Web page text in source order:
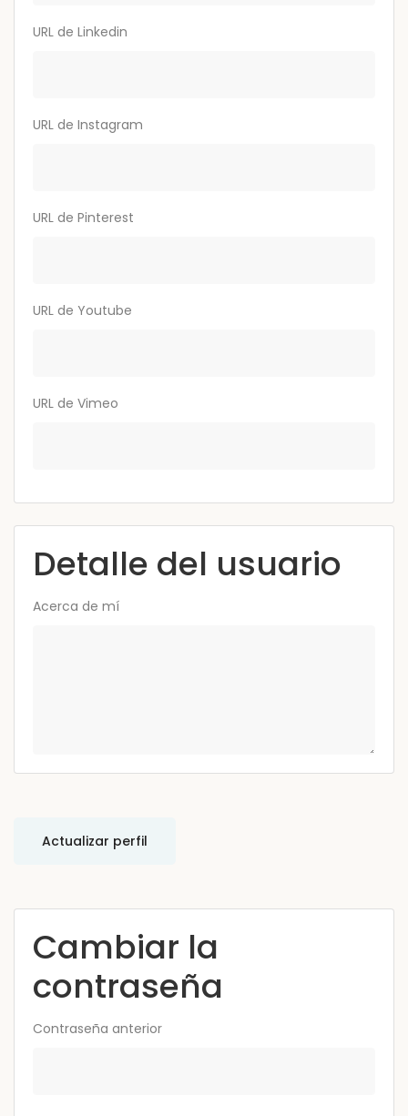
URL de Linkedin
URL de Instagram
URL de Pinterest
URL de Youtube
URL de Vimeo
Detalle del usuario
Acerca de mí
Actualizar perfil
Cambiar la
contraseña
Contraseña anterior